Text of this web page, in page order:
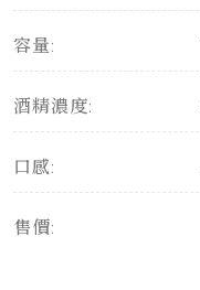
容量:
酒精濃度:
口感:
售價: